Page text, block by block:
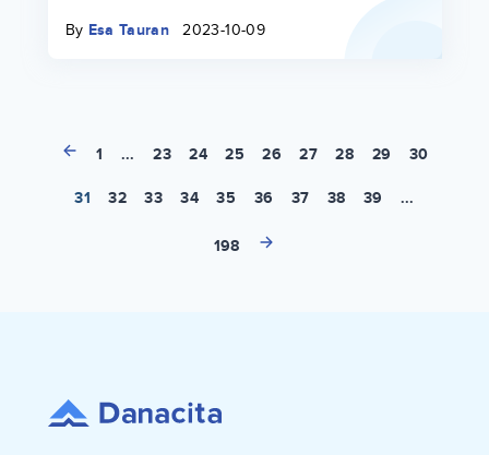
By Esa Tauran 2023-10-09
1 ... 23 24 25 26 27 28 29 30
31 32 33 34 35 36 37 38 39 ...
198